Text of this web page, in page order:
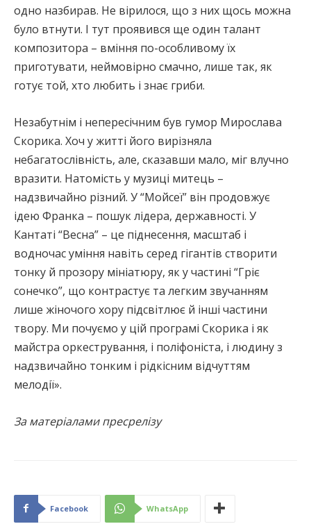
одно назбирав. Не вірилося, що з них щось можна
було втнути. І тут проявився ще один талант
композитора – вміння по-особливому їх
приготувати, неймовірно смачно, лише так, як
готує той, хто любить і знає гриби.
Незабутнім і непересічним був гумор Мирослава
Скорика. Хоч у житті його вирізняла
небагатослівність, але, сказавши мало, міг влучно
вразити. Натомість у музиці митець –
надзвичайно різний. У “Мойсеї” він продовжує
ідею Франка – пошук лідера, державності. У
Кантаті “Весна” – це піднесення, масштаб і
водночас уміння навіть серед гігантів створити
тонку й прозору мініатюру, як у частині “Гріє
сонечко”, що контрастує та легким звучанням
лише жіночого хору підсвітлює й інші частини
твору. Ми почуємо у цій програмі Скорика і як
майстра оркестрування, і поліфоніста, і людину з
надзвичайно тонким і рідкісним відчуттям
мелодії».
За матеріалами пресрелізу
Facebook WhatsApp